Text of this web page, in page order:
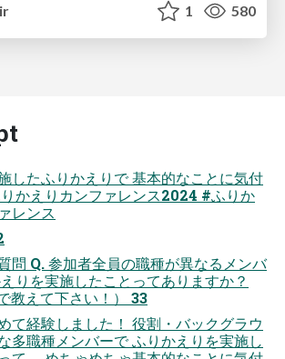
1 580
したふりかえりで 基本的なことに気付
かえりカンファレンス2024 #ふりか
レンス
問 Q. 参加者全員の職種が異なるメンバ
りを実施したことってありますか？
教えて下さい！） 33
て経験しました！ 役割・バックグラウ
多職種メンバーで ふりかえりを実施し